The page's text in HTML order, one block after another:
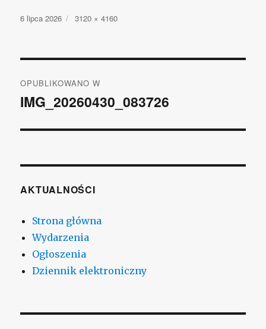
Opublikowano
6 lipca 2026
Pełny
3120 × 4160
wpisu
OPUBLIKOWANO W
IMG_20260430_083726
AKTUALNOŚCI
Strona główna
Wydarzenia
Ogłoszenia
Dziennik elektroniczny